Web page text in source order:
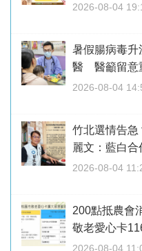
2026-08-04
暑假腸病毒升
醫 醫籲留意
2026-08-04
竹北選情告
麗文：藍白
2026-08-04
200點抵農會
敬老愛心卡
2026-08-04